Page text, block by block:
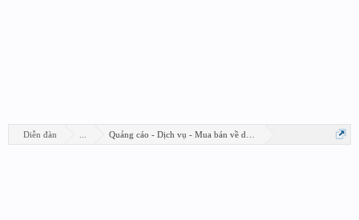
Diễn đàn Quảng cáo - Dịch vụ - Mua bán về design